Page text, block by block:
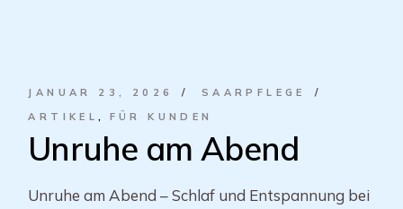
JANUAR 23, 2026
SAARPFLEGE
ARTIKEL
FÜR KUNDEN
Unruhe am Abend
Unruhe am Abend – Schlaf und Entspannung bei